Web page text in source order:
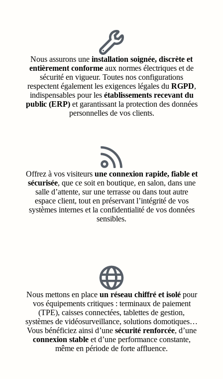
Nous assurons une installation soignée, discrète et
entièrement conforme aux normes électriques et de
sécurité en vigueur. Toutes nos configurations
respectent également les exigences légales du RGPD,
indispensables pour les établissements recevant du
public (ERP)et garantissant la protection des données
personnelles de vos clients.
Offrez à vos visiteurs une connexion rapide, fiable et
sécurisée, que ce soit en boutique, en salon, dans une
salle d’attente, sur une terrasse ou dans tout autre
espace client, tout en préservant l’intégrité de vos
systèmes internes et la confidentialité de vos données
sensibles.
Nous mettons en place un réseau chiffré et isolépour
vos équipements critiques : terminaux de paiement
(TPE), caisses connectées, tablettes de gestion,
systèmes de vidéosurveillance, solutions domotiques…
Vous bénéficiez ainsi d’une sécurité renforcée, d’une
connexion stableet d’une performance constante,
même en période de forte affluence.